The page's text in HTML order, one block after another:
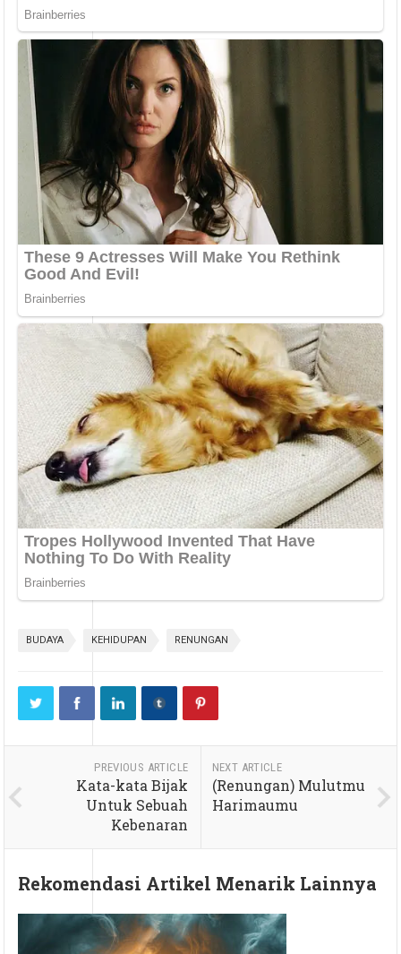
BUDAYA KEHIDUPAN RENUNGAN
PREVIOUS ARTICLE
Kata-kata Bijak
Untuk Sebuah
Kebenaran
NEXT ARTICLE
(Renungan) Mulutmu
Harimaumu
Rekomendasi Artikel Menarik Lainnya